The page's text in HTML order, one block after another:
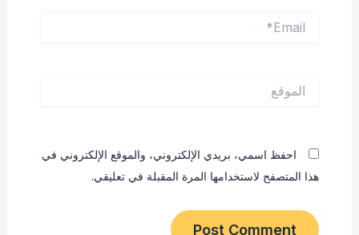
احفظ اسمي، بريدي الإلكتروني، والموقع الإلكتروني في
هذا المتصفح لاستخدامها المرة المقبلة في تعليقي.